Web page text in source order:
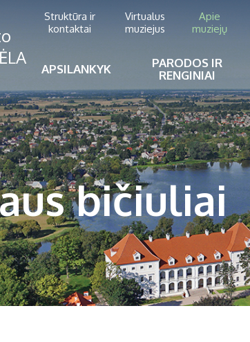
Struktūra ir
kontaktai
Virtualus
muziejus
Apie
muziejų
APSILANKYK
PARODOS IR
RENGINIAI
bičiuliai